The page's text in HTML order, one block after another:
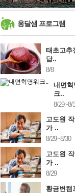
유년 시절의 부산 영도 바다
못된 꼰대들
거울 속의 나
옹달샘 프로그램
태초고추
담..
8/8
내면혁
크..
8/29~8/
고도원 작
가 ..
8/29~8/30
고도원 작
가 ..
8/29
황금변캠